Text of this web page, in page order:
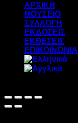
ΑΡΧΙΚΗ
ΜΟΥΣΕΙΟ
ΣΥΛΛΟΓΗ
ΕΚΔΟΣΕΙΣ
ΕΚΘΕΣΕΙΣ
ΕΠΙΚΟΙΝΩΝΙΑ